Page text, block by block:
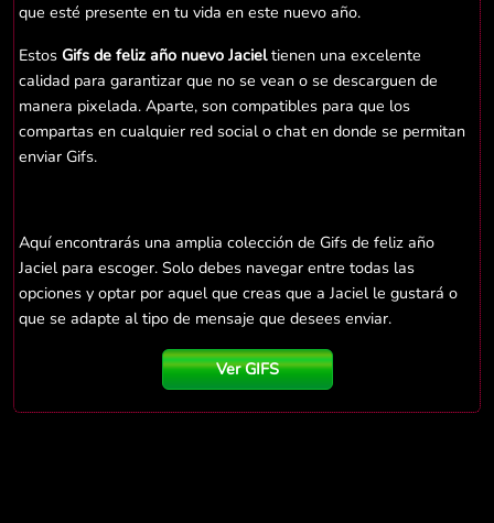
que esté presente en tu vida en este nuevo año.
Estos Gifs de feliz año nuevo Jacieltienen una excelente
calidad para garantizar que no se vean o se descarguen de
manera pixelada. Aparte, son compatibles para que los
compartas en cualquier red social o chat en donde se permitan
enviar Gifs.
Aquí encontrarás una amplia colección de Gifs de feliz año
Jaciel para escoger. Solo debes navegar entre todas las
opciones y optar por aquel que creas que a Jaciel le gustará o
que se adapte al tipo de mensaje que desees enviar.
Ver GIFS